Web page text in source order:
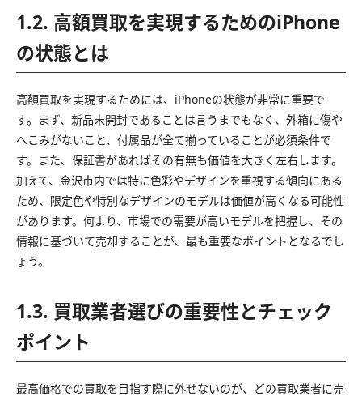
1.2. 高額買取を実現するためのiPhone
の状態とは
高額買取を実現するためには、iPhoneの状態が非常に重要で
す。まず、新品未開封であることは言うまでもなく、外箱に傷や
へこみがないこと、付属品が全て揃っていることが必須条件で
す。また、保証書があればその有無も価値を大きく左右します。
加えて、金沢市内では特に色彩やデザインを重視する傾向にある
ため、限定色や特別なデザインのモデルは価値が高くなる可能性
があります。何より、市場での需要が高いモデルを把握し、その
情報に基づいて売却することが、最も重要なポイントとなるでし
ょう。
1.3. 買取業者選びの重要性とチェック
ポイント
最高価格での買取を目指す際に外せないのが、どの買取業者に売